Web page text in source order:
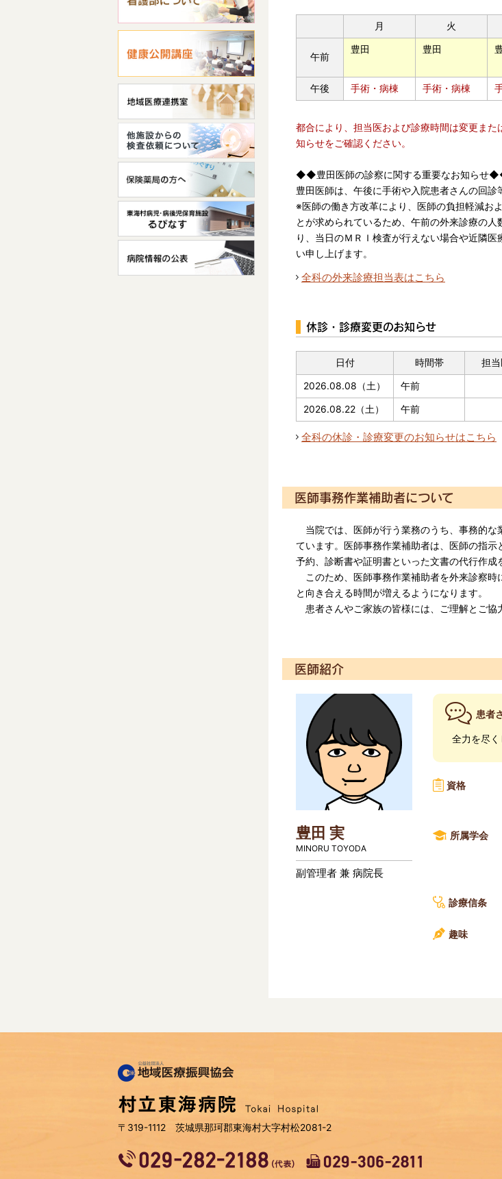
月 火
午前
豊田 豊田
午後 手術・病棟 手術・病棟
都合により、担当医および診療時間は変更ま
知らせをご確認ください。
◆◆豊田医師の診察に関する重要なお知らせ
豊田医師は、午後に手術や入院患者さんの回
※医師の働き方改革により、医師の負担軽減お
とが求められているため、午前の外来診療の
り、当日のＭＲＩ検査が行えない場合や近隣
い申し上げます。
全科の外来診療担当表はこちら
休診・診療変更のお知らせ
日付 時間帯 担
2026.08.08（土） 午前
2026.08.22（土） 午前
全科の休診・診療変更のお知らせはこちら
医師事務作業補助者について
当院では、医師が行う業務のうち、事務的な
ています。医師事務作業補助者は、医師の指
予約、診断書や証明書といった文書の代行作成
このため、医師事務作業補助者を外来診察時
と向き合える時間が増えるようになります。
患者さんやご家族の皆様には、ご理解とご協
医師紹介
豊田 実
MINORU TOYODA
副管理者 兼 病院長
患者
全力を尽く
資格
所属学会
診療信条
趣味
〒319-1112 茨城県那珂郡東海村大字村松2081-2